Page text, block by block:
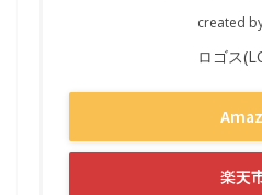
created
ロゴス
楽天